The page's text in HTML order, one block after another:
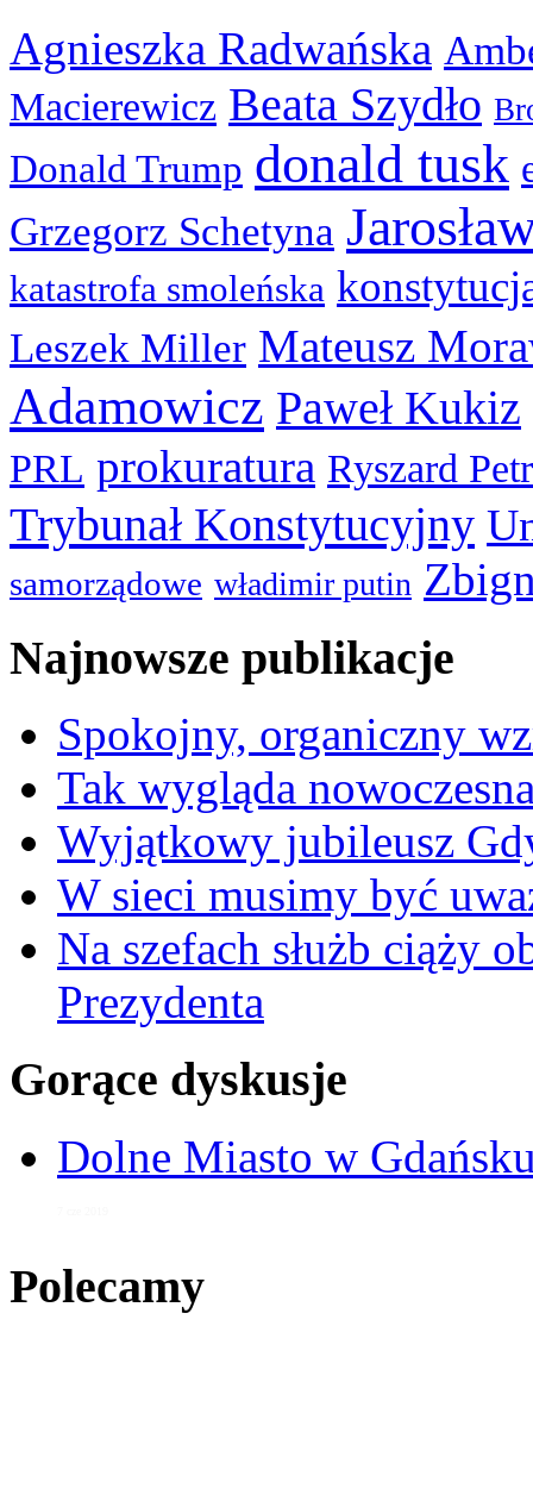
Agnieszka Radwańska
Macierewicz Beata Szydło
Donald Trump donald tusk
Grzegorz Schetyna
katastrofa smoleńska
Leszek Miller Mateusz
Adamowicz Paweł Kukiz
PRL prokuratura Ryszard
Trybunał Konstytucyjny
samorządowe władimir putin
Najnowsze publikacje
Spokojny, organiczny
Tak wygląda
Wyjątkowy jubileusz
W sieci musimy być
Na szefach służb ciąży
Prezydenta
Gorące dyskusje
Dolne Miasto w
Polecamy